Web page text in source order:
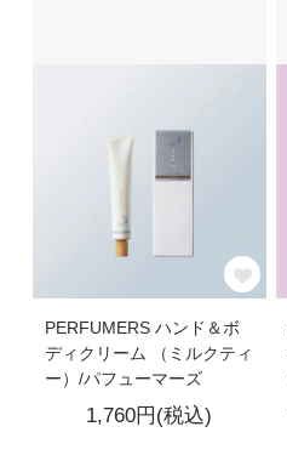
PERFUMERS ハンド＆ボ
ディクリーム （ミルクティ
ー）/パフューマーズ
1,760円(税込)